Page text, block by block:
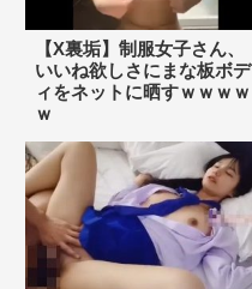
【X裏垢】制服女子さん、
いいね欲しさにまな板ボデ
ィをネットに晒すｗｗｗｗ
ｗ